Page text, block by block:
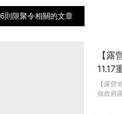
則限聚令相關的文章
【
11.17
落海
到
【露
個政府